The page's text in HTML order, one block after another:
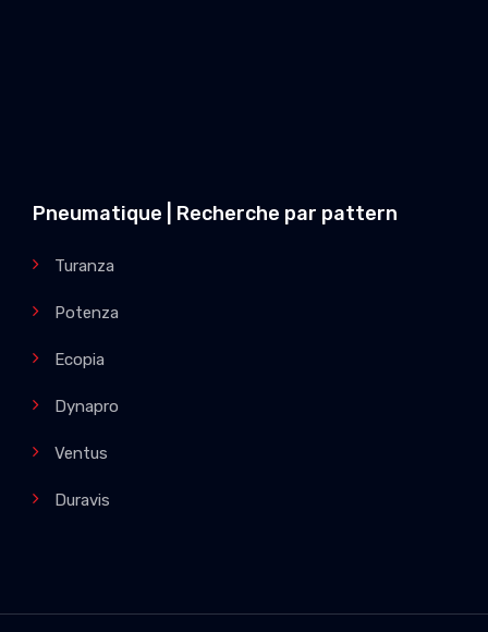
Pneumatique | Recherche par pattern
Turanza
Potenza
Ecopia
Dynapro
Ventus
Duravis